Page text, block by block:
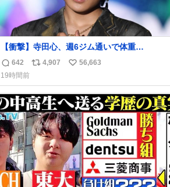
【衝撃】寺田心、週6ジム通いで体重
62kg→82kgに 110kgのベンチプレス持ち上
げる姿披露
news.livedoor.com/article/detail… 元々自重
のみだったが、更に筋肉を大きくするためジ
ム通いを開始。筋肉増量のためおにぎり10
個、ゼリー飲料3～4本、パスタと毎日4千kcal
オーバーの食事を摂取し、増量したという。
返
信
数
642
リ
ス
ト
数
4,907
い
ね
数
56,663
19時間前